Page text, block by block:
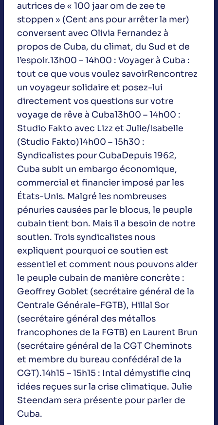
autrices de « 100 jaar om de zee te
stoppen » (Cent ans pour arrêter la mer)
conversent avec Olivia Fernandez à
propos de Cuba, du climat, du Sud et de
l’espoir.13h00 – 14h00 : Voyager à Cuba :
tout ce que vous voulez savoirRencontrez
un voyageur solidaire et posez-lui
directement vos questions sur votre
voyage de rêve à Cuba13h00 – 14h00 :
Studio Fakto avec Lizz et Julie/Isabelle
(Studio Fakto)14h00 – 15h30 :
Syndicalistes pour CubaDepuis 1962,
Cuba subit un embargo économique,
commercial et financier imposé par les
États-Unis. Malgré les nombreuses
pénuries causées par le blocus, le peuple
cubain tient bon. Mais il a besoin de notre
soutien. Trois syndicalistes nous
expliquent pourquoi ce soutien est
essentiel et comment nous pouvons aider
le peuple cubain de manière concrète :
Geoffrey Goblet (secrétaire général de la
Centrale Générale-FGTB), Hillal Sor
(secrétaire général des métallos
francophones de la FGTB) en Laurent Brun
(secrétaire général de la CGT Cheminots
et membre du bureau confédéral de la
CGT).14h15 – 15h15 : Intal démystifie cinq
idées reçues sur la crise climatique. Julie
Steendam sera présente pour parler de
Cuba.